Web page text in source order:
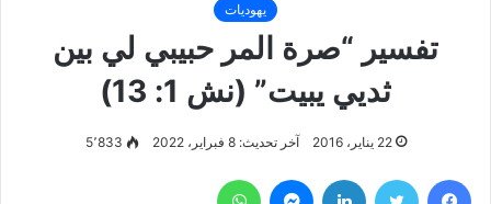
يهوديات
تفسير “صرة المر حبيبي لي بين
ثديي يبيت” (نش 1: 13)
22 يناير، 2016 آخر تحديث: 8 فبراير، 2022 5٬833
فيسبوك تويتر لينكدإن ماسنجر